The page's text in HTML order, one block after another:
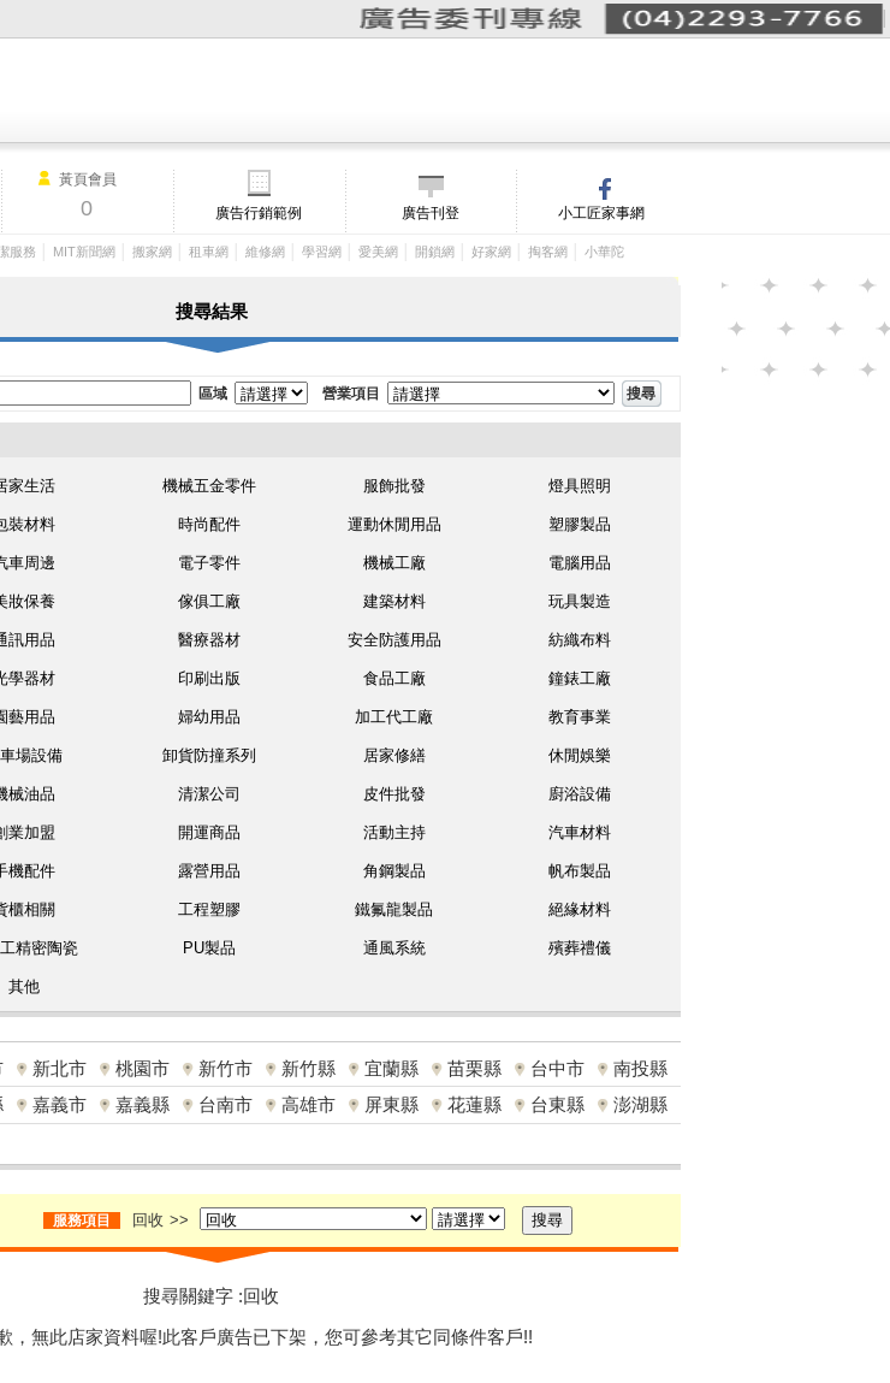
詢價單(0
黃頁會員
0 廣告行銷範例 廣告刊登 小工匠家事網
服務 MIT新聞網 搬家網 租車網 維修網 學習網 愛美網 開鎖網 好家網 掏客網 小華陀
搜尋結果
區域 營業項目
家生活 機械五金零件 服飾批發 燈具照明
裝材料 時尚配件 運動休閒用品 塑膠製品
車周邊 電子零件 機械工廠 電腦用品
妝保養 傢俱工廠 建築材料 玩具製造
訊用品 醫療器材 安全防護用品 紡織布料
學器材 印刷出版 食品工廠 鐘錶工廠
藝用品 婦幼用品 加工代工廠 教育事業
場設備 卸貨防撞系列 居家修繕 休閒娛樂
械油品 清潔公司 皮件批發 廚浴設備
業加盟 開運商品 活動主持 汽車材料
機配件 露營用品 角鋼製品 帆布製品
櫃相關 工程塑膠 鐵氟龍製品 絕緣材料
精密陶瓷 PU製品 通風系統 殯葬禮儀
其他
新北市 桃園市 新竹市 新竹縣 宜蘭縣 苗栗縣 台中市
南投縣
嘉義市 嘉義縣 台南市 高雄市 屏東縣 花蓮縣 台東縣
澎湖縣
服務項目 回收 >>
搜尋關鍵字 :回收
，無此店家資料喔!此客戶廣告已下架，您可參考其它同條件客戶!!